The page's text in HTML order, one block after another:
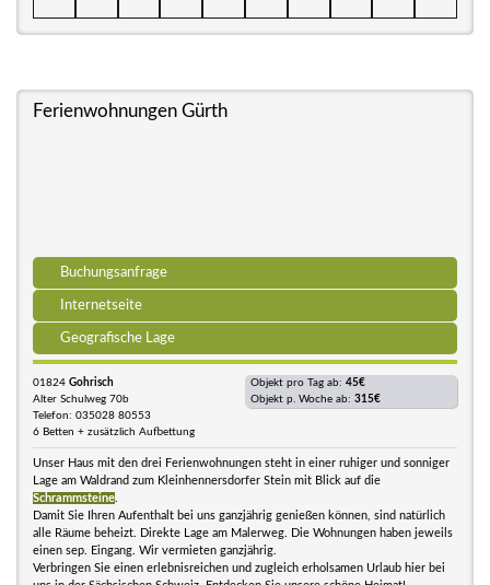
Ferienwohnungen Gürth
Buchungsanfrage
Internetseite
Geografische Lage
01824 Gohrisch
Alter Schulweg 70b
Telefon: 035028 80553
6 Betten + zusätzlich Aufbettung
Objekt pro Tag ab: 45€
Objekt p. Woche ab: 315€
Unser Haus mit den drei Ferienwohnungen steht in einer ruhiger und sonniger
Lage am Waldrand zum Kleinhennersdorfer Stein mit Blick auf die
Schrammsteine
Damit Sie Ihren Aufenthalt bei uns ganzjährig genießen können, sind natürlich
alle Räume beheizt. Direkte Lage am Malerweg. Die Wohnungen haben jeweils
einen sep. Eingang. Wir vermieten ganzjährig.
Verbringen Sie einen erlebnisreichen und zugleich erholsamen Urlaub hier bei